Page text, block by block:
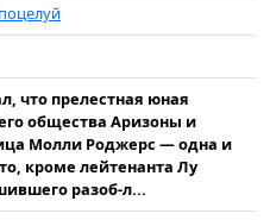
что прелестная юная
общества Аризоны и
Молли Роджерс — одна и
кроме лейтенанта Лу
разоб-л...